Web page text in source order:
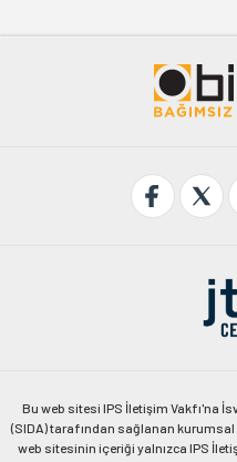
Bu web sitesi IPS İletişim Vakfı'na
(SIDA) tarafından sağlanan
web sitesinin içeriği yalnızca IPS